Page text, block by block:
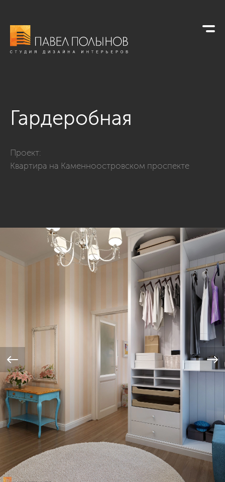
Гардеробная
Проект:
Квартира на Каменноостровском проспекте